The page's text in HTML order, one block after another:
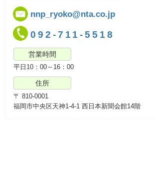
092-711-5518
営業時間
平日10：00～16：00
nnp_ryoko@nta.co.jp
住所
〒 810-0001
福岡市中央区天神1-4-1 西日本新聞会館14階